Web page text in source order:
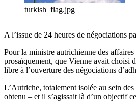
turkish_flag.jpg
A l’issue de 24 heures de négociations
Pour la ministre autrichienne des
prosaïquement, que Vienne avait choisi
libre à l’ouverture des négociations
L’Autriche, totalement isolée au sein
obtenu – et il s’agissait là d’un objectif